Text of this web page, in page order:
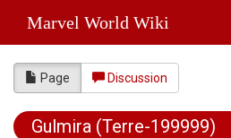
Marvel World Wiki
Page Discussion
Gulmira (Terre-199999)